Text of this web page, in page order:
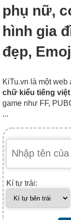
phụ nữ,
hình gia
đẹp,
KiTu.vn là một
chữ kiểu tiếng việt
game như FF,
...
Kí tự trái: